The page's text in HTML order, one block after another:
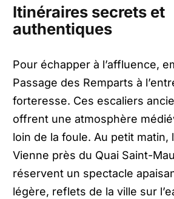
Itinéraires secrets et
authentiques
Pour échapper à l’affluence,
Passage des Remparts à
forteresse. Ces escaliers
offrent une atmosphère
loin de la foule. Au petit matin,
Vienne près du Quai Saint-
réservent un spectacle
légère, reflets de la ville sur